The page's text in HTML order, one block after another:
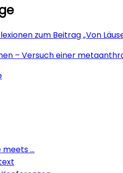
zum Beitrag „Von
– Versuch einer
meets …